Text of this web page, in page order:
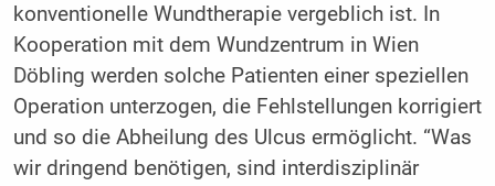
konventionelle Wundtherapie vergeblich ist. In
Kooperation mit dem Wundzentrum in Wien
Döbling werden solche Patienten einer speziellen
Operation unterzogen, die Fehlstellungen korrigiert
und so die Abheilung des Ulcus ermöglicht. “Was
wir dringend benötigen, sind interdisziplinär